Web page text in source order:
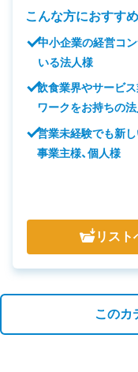
こんな方におすすめ
中小企業の経営コ
いる法人様
飲食業界やサービ
ワークをお持ちの
営業未経験でも新
事業主様、個人様
リスト
このカ